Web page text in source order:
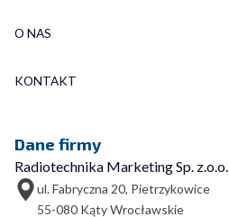
O NAS
KONTAKT
Dane firmy
Radiotechnika Marketing Sp. z.o.o.
ul. Fabryczna 20, Pietrzykowice
55-080 Kąty Wrocławskie